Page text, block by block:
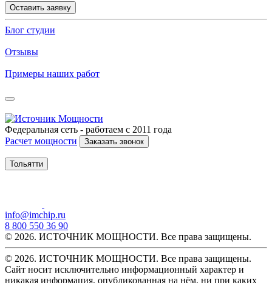
Оставить заявку
Блог студии
Отзывы
Примеры наших работ
Федеральная сеть - работаем с 2011 года
Расчет мощности
Заказать звонок
Тольятти
info@imchip.ru
8 800 550 36 90
© 2026. ИСТОЧНИК МОЩНОСТИ. Все права защищены.
© 2026. ИСТОЧНИК МОЩНОСТИ. Все права защищены.
Сайт носит исключительно информационный характер и
никакая информация, опубликованная на нём, ни при каких